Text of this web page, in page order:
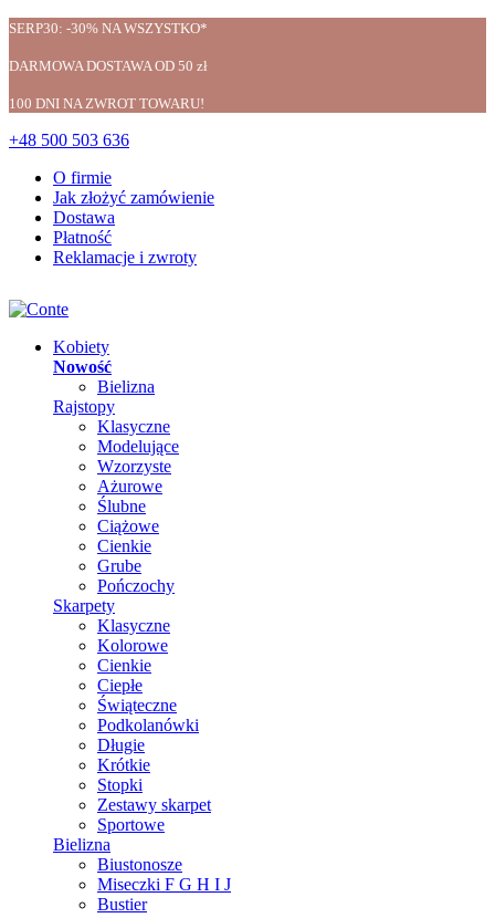
SERP30: -30% NA WSZYSTKO*
DARMOWA DOSTAWA OD 50 zł
100 DNI NA ZWROT TOWARU!
+48 500 503 636
O firmie
Jak złożyć zamówienie
Dostawa
Płatność
Reklamacje i zwroty
Kobiety
Nowość
Bielizna
Rajstopy
Klasyczne
Modelujące
Wzorzyste
Ażurowe
Ślubne
Ciążowe
Cienkie
Grube
Pończochy
Skarpety
Klasyczne
Kolorowe
Cienkie
Ciepłe
Świąteczne
Podkolanówki
Długie
Krótkie
Stopki
Zestawy skarpet
Sportowe
Bielizna
Biustonosze
Miseczki F G H I J
Bustier